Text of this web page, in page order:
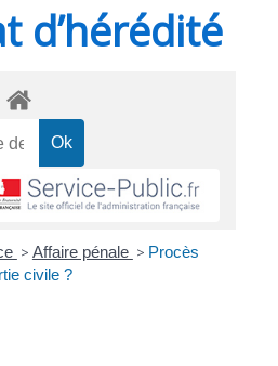
d’hérédité
> Affaire pénale > Procès
civile ?